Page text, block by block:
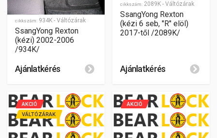
cikkszám: 934K - Váltózárak
SsangYong Rexton
(kézi) 2002-2006
/934K/
Ajánlatkérés
cikkszám: 2089K - Váltózárak
SsangYong Rexton
(kézi 6 seb, "R" elöl)
2017-től /2089K/
Ajánlatkérés
AKCIÓ
VÁLTÓZÁRAK
AKCIÓ